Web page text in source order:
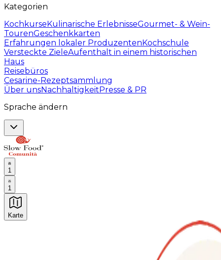
Kategorien
KochkurseKulinarische ErlebnisseGourmet- & Wein-
TourenGeschenkkarten
Erfahrungen lokaler ProduzentenKochschule
Versteckte ZieleAufenthalt in einem historischen
Haus
Reisebüros
Cesarine-Rezeptsammlung
Über unsNachhaltigkeitPresse & PR
Sprache ändern
1
1
Karte
Unvergessliche kulinarische Erlebnisse: